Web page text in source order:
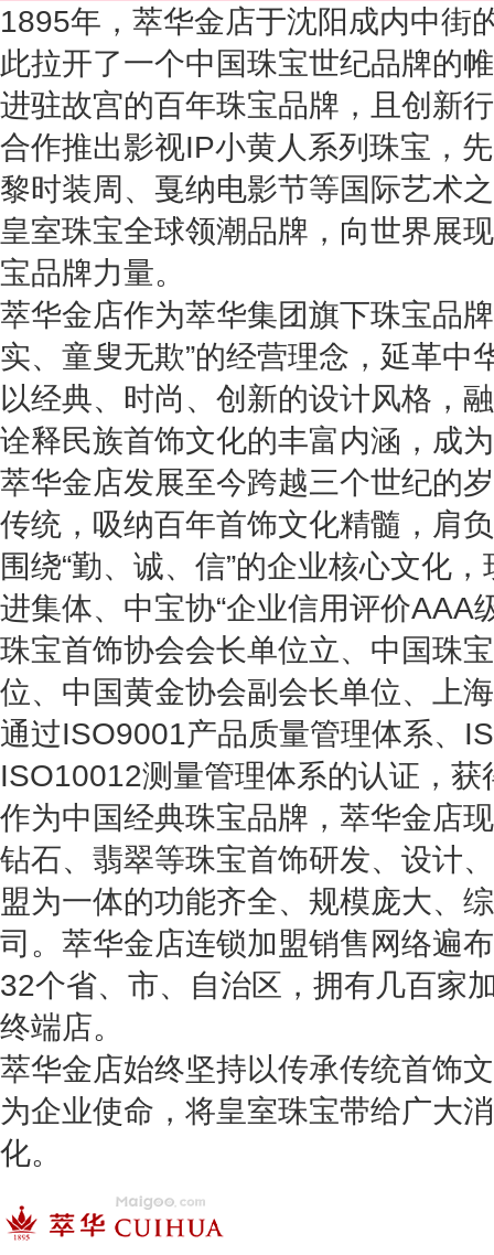
1895年，萃华金店于沈阳成内中街
此拉开了一个中国珠宝世纪品牌的
进驻故宫的百年珠宝品牌，且创新
合作推出影视IP小黄人系列珠宝，
黎时装周、戛纳电影节等国际艺术
皇室珠宝全球领潮品牌，向世界展
宝品牌力量。
萃华金店作为萃华集团旗下珠宝品
实、童叟无欺”的经营理念，延革中
以经典、时尚、创新的设计风格，
诠释民族首饰文化的丰富内涵，成
萃华金店发展至今跨越三个世纪的
传统，吸纳百年首饰文化精髓，肩
围绕“勤、诚、信”的企业核心文化
进集体、中宝协“企业信用评价AAA
珠宝首饰协会会长单位立、中国珠
位、中国黄金协会副会长单位、上
通过ISO9001产品质量管理体系、
ISO10012测量管理体系的认证，获
作为中国经典珠宝品牌，萃华金店
钻石、翡翠等珠宝首饰研发、设计
盟为一体的功能齐全、规模庞大、
司。萃华金店连锁加盟销售网络遍
32个省、市、自治区，拥有几百家
终端店。
萃华金店始终坚持以传承传统首饰
为企业使命，将皇室珠宝带给广大
化。